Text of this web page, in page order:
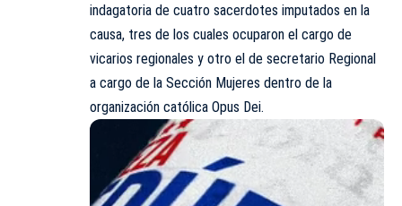
indagatoria de cuatro sacerdotes imputados en la
causa, tres de los cuales ocuparon el cargo de
vicarios regionales y otro el de secretario Regional
a cargo de la Sección Mujeres dentro de la
organización católica Opus Dei.